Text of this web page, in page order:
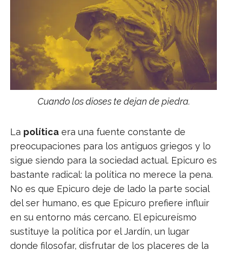
Cuando los dioses te dejan de piedra.
La política era una fuente constante de
preocupaciones para los antiguos griegos y lo
sigue siendo para la sociedad actual. Epicuro es
bastante radical: la política no merece la pena.
No es que Epicuro deje de lado la parte social
del ser humano, es que Epicuro prefiere influir
en su entorno más cercano. El epicureísmo
sustituye la política por el Jardín, un lugar
donde filosofar, disfrutar de los placeres de la